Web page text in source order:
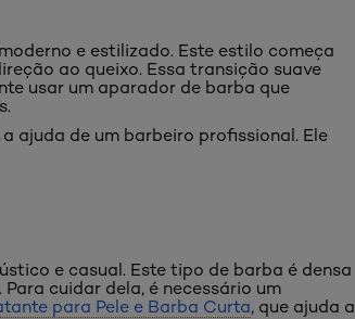
e estilizado. Este estilo começa
ao queixo. Essa transição suave
usar um aparador de barba que
ajuda de um barbeiro profissional. Ele
e casual. Este tipo de barba é densa
cuidar dela, é necessário um
para Pele e Barba Curta, que ajuda a